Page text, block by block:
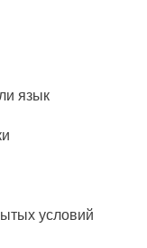
язык
условий